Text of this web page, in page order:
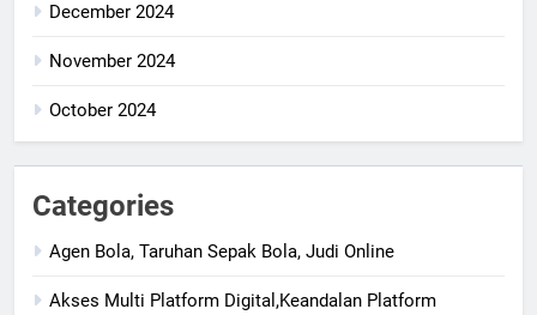
December 2024
November 2024
October 2024
Categories
Agen Bola, Taruhan Sepak Bola, Judi Online
Akses Multi Platform Digital,Keandalan Platform